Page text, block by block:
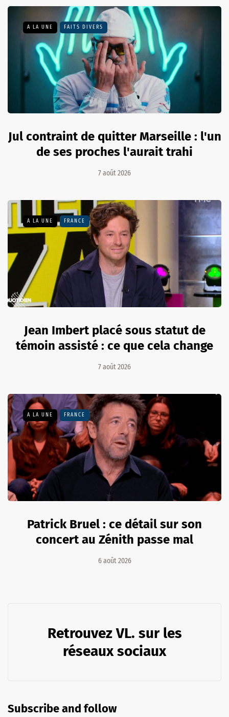
A LA UNE FAITS DIVERS
Jul contraint de quitter Marseille : l'un
de ses proches l'aurait trahi
7 août 2026
A LA UNE FRANCE
Jean Imbert placé sous statut de
témoin assisté : ce que cela change
7 août 2026
A LA UNE FRANCE
Patrick Bruel : ce détail sur son
concert au Zénith passe mal
6 août 2026
Retrouvez VL. sur les
réseaux sociaux
Subscribe and follow